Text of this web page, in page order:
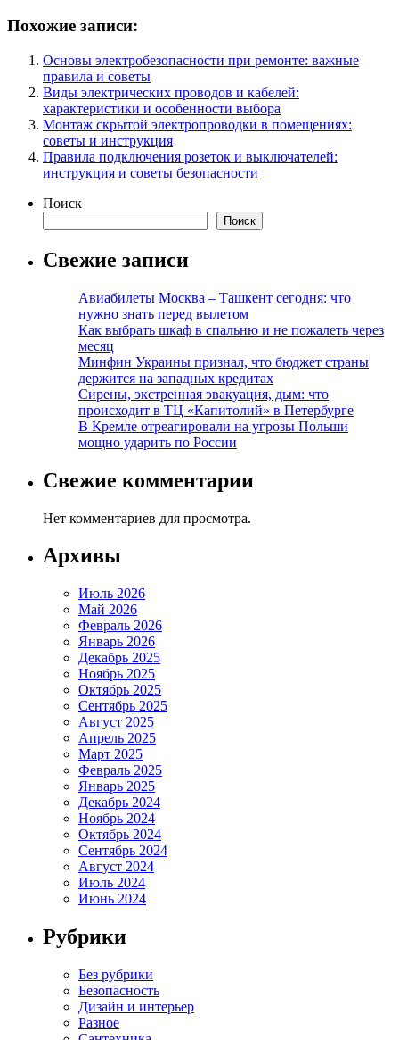
Похожие записи:
Основы электробезопасности при ремонте: важные
правила и советы
Виды электрических проводов и кабелей:
характеристики и особенности выбора
Монтаж скрытой электропроводки в помещениях:
советы и инструкция
Правила подключения розеток и выключателей:
инструкция и советы безопасности
Поиск
Поиск
Свежие записи
Авиабилеты Москва – Ташкент сегодня: что
нужно знать перед вылетом
Как выбрать шкаф в спальню и не пожалеть через
месяц
Минфин Украины признал, что бюджет страны
держится на западных кредитах
Сирены, экстренная эвакуация, дым: что
происходит в ТЦ «Капитолий» в Петербурге
В Кремле отреагировали на угрозы Польши
мощно ударить по России
Свежие комментарии
Нет комментариев для просмотра.
Архивы
Июль 2026
Май 2026
Февраль 2026
Январь 2026
Декабрь 2025
Ноябрь 2025
Октябрь 2025
Сентябрь 2025
Август 2025
Апрель 2025
Март 2025
Февраль 2025
Январь 2025
Декабрь 2024
Ноябрь 2024
Октябрь 2024
Сентябрь 2024
Август 2024
Июль 2024
Июнь 2024
Рубрики
Без рубрики
Безопасность
Дизайн и интерьер
Разное